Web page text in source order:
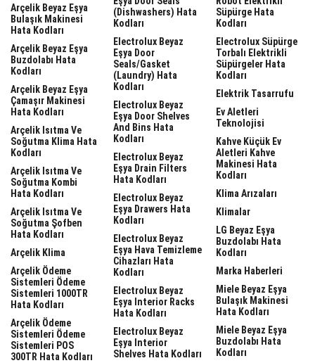
Arçelik Beyaz Eşya
Bulaşık Makinesi
Hata Kodları
Arçelik Beyaz Eşya
Buzdolabı Hata
Kodları
Arçelik Beyaz Eşya
Çamaşır Makinesi
Hata Kodları
Arçelik Isıtma Ve
Soğutma Klima Hata
Kodları
Arçelik Isıtma Ve
Soğutma Kombi
Hata Kodları
Arçelik Isıtma Ve
Soğutma Şofben
Hata Kodları
Arçelik Klima
Arçelik Ödeme
Sistemleri Ödeme
Sistemleri 1000TR
Hata Kodları
Arçelik Ödeme
Sistemleri Ödeme
Sistemleri POS
300TR Hata Kodları
(dishwashers) Hata
Kodları
Electrolux Beyaz
Eşya Door
Seals/gasket
(laundry) Hata
Kodları
Electrolux Beyaz
Eşya Door Shelves
And Bins Hata
Kodları
Electrolux Beyaz
Eşya Drain Filters
Hata Kodları
Electrolux Beyaz
Eşya Drawers Hata
Kodları
Electrolux Beyaz
Eşya Hava Temizleme
Cihazları Hata
Kodları
Electrolux Beyaz
Eşya Interior Racks
Hata Kodları
Electrolux Beyaz
Eşya Interior
Shelves Hata Kodları
Süpürge Hata
Kodları
Electrolux Süpürge
Torbalı Elektrikli
Süpürgeler Hata
Kodları
Elektrik Tasarrufu
Ev Aletleri
Teknolojisi
Kahve Küçük Ev
Aletleri Kahve
Makinesi Hata
Kodları
Klima Arızaları
Klimalar
LG Beyaz Eşya
Buzdolabı Hata
Kodları
Marka Haberleri
Miele Beyaz Eşya
Bulaşık Makinesi
Hata Kodları
Miele Beyaz Eşya
Buzdolabı Hata
Kodları